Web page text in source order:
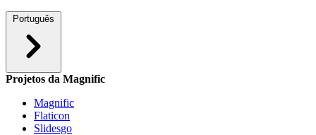
Português
Projetos da Magnific
Magnific
Flaticon
Slidesgo